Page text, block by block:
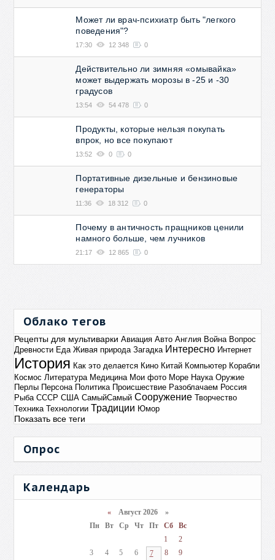
Может ли врач-психиатр быть "легкого
поведения"?
17:30 12 348 0
Действительно ли зимняя «омывайка»
может выдержать морозы в -25 и -30
градусов
13:54 54 478 0
Продукты, которые нельзя покупать
впрок, но все покупают
13:52 0 0
Портативные дизельные и бензиновые
генераторы
11:36 18 312 0
Почему в античность пращников ценили
намного больше, чем лучников
21:17 12 865 0
Облако тегов
Рецепты для мультиварки Авиация Авто Англия Война Вопрос
Древности Еда Живая природа Загадка Интересно Интернет
История Как это делается Кино Китай Компьютер Корабли
Космос Литература Медицина Мои фото Море Наука Оружие
Перлы Персона Политика Происшествие Разоблачаем Россия
Рыба СССР США СамыйСамый Сооружение Творчество
Техника Технологии Традиции Юмор
Показать все теги
Опрос
Календарь
«Август 2026 »
Пн
Вт Ср Чт Пт Сб
Вс
1
2
3
4 5 6 7 8 9